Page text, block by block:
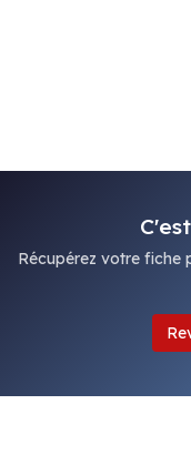
Récupérez votre fiche